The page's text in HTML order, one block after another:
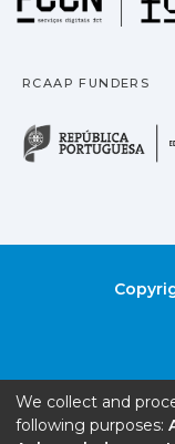
RCAAP FUNDERS
We collect and
following purposes: